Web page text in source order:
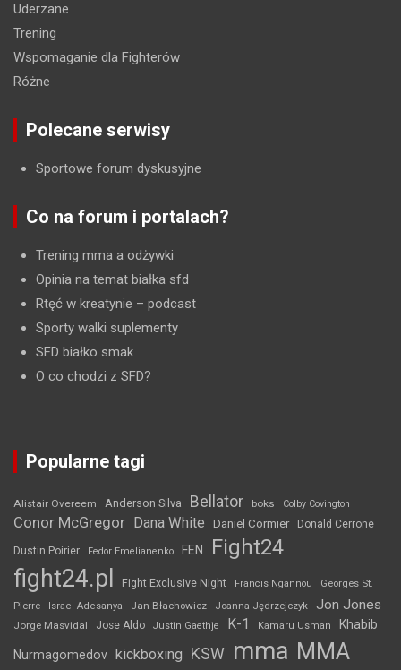
Uderzane
Trening
Wspomaganie dla Fighterów
Różne
Polecane serwisy
Sportowe forum dyskusyjne
Co na forum i portalach?
Trening mma a odżywki
Opinia na temat białka sfd
Rtęć w kreatynie – podcast
Sporty walki suplementy
SFD białko smak
O co chodzi z SFD?
Popularne tagi
Alistair Overeem Anderson Silva Bellator boks Colby Covington
Conor McGregor Dana White Daniel Cormier Donald Cerrone
Dustin Poirier Fedor Emelianenko FEN Fight24
fight24.pl Fight Exclusive Night Francis Ngannou
Georges St.
Pierre
Israel Adesanya Jan Błachowicz Joanna Jędrzejczyk Jon Jones
Jorge Masvidal Jose Aldo Justin Gaethje K-1 Kamaru Usman Khabib
Nurmagomedov kickboxing KSW mma MMA